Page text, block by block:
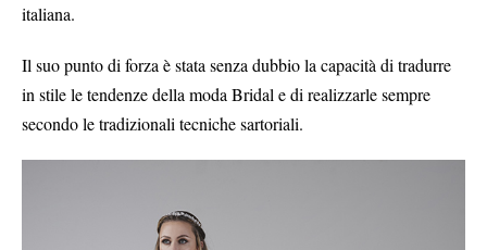
italiana.
Il suo punto di forza è stata senza dubbio la capacità di tradurre
in stile le tendenze della moda Bridal e di realizzarle sempre
secondo le tradizionali tecniche sartoriali.